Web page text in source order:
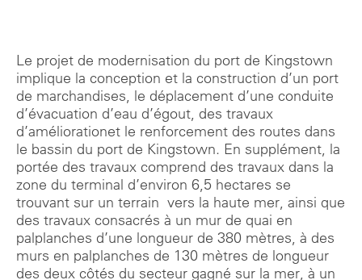
Le projet de modernisation du port de Kingstown
implique la conception et la construction d’un port
de marchandises, le déplacement d’une conduite
d’évacuation d’eau d’égout, des travaux
d’améliorationet le renforcement des routes dans
le bassin du port de Kingstown. En supplément, la
portée des travaux comprend des travaux dans la
zone du terminal d’environ 6,5 hectares se
trouvant sur un terrain vers la haute mer, ainsi que
des travaux consacrés à un mur de quai en
palplanches d’une longueur de 380 mètres, à des
murs en palplanches de 130 mètres de longueur
des deux côtés du secteur gagné sur la mer, à un